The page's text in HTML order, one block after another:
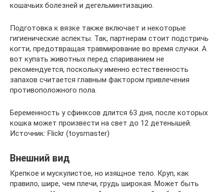
кошачьих болезней и дегельминтизацию.
Подготовка к вязке также включает и некоторые
гигиенические аспекты. Так, партнерам стоит подстричь
когти, предотвращая травмирование во время случки. А
вот купать животных перед спариванием не
рекомендуется, поскольку именно естественность
запахов считается главным фактором привлечения
противоположного пола.
Беременность у сфинксов длится 63 дня, после которых
кошка может произвести на свет до 12 детенышей.
Источник: Flickr (toysmaster)
Внешний вид
Крепкое и мускулистое, но изящное тело. Круп, как
правило, шире, чем плечи, грудь широкая. Может быть